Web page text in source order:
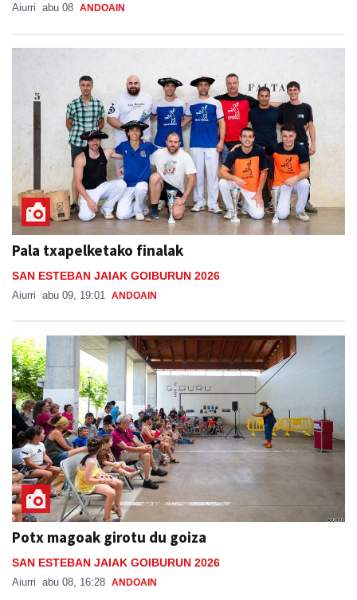
Aiurri abu 08 ANDOAIN
Pala txapelketako finalak
SAN ESTEBAN JAIAK GOIBURUN 2026
Aiurri abu 09, 19:01 ANDOAIN
Potx magoak girotu du goiza
SAN ESTEBAN JAIAK GOIBURUN 2026
Aiurri abu 08, 16:28 ANDOAIN